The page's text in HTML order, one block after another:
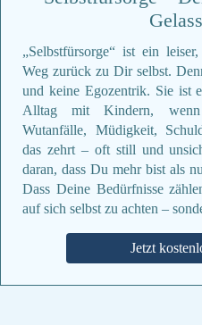
„Selbstfürsorge“ ist ein
Weg zurück zu Dir selbst.
und keine Egozentrik. Sie ist
Alltag mit Kindern, wenn
Wutanfälle, Müdigkeit,
das zehrt – oft still und
daran, dass Du mehr bist als
Dass Deine Bedürfnisse
auf sich selbst zu achten –
Jetzt